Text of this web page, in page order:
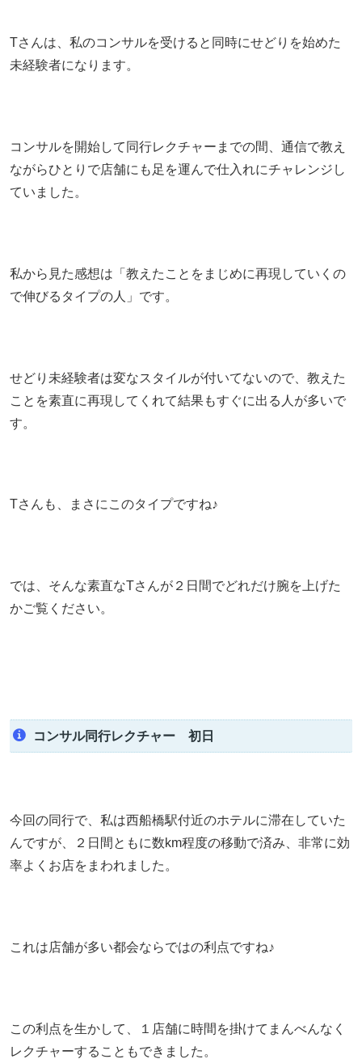
Tさんは、私のコンサルを受けると同時にせどりを始めた
未経験者になります。
コンサルを開始して同行レクチャーまでの間、通信で教え
ながらひとりで店舗にも足を運んで仕入れにチャレンジし
ていました。
私から見た感想は「教えたことをまじめに再現していくの
で伸びるタイプの人」です。
せどり未経験者は変なスタイルが付いてないので、教えた
ことを素直に再現してくれて結果もすぐに出る人が多いで
す。
Tさんも、まさにこのタイプですね♪
では、そんな素直なTさんが２日間でどれだけ腕を上げた
かご覧ください。
コンサル同行レクチャー 初日
今回の同行で、私は西船橋駅付近のホテルに滞在していた
んですが、２日間ともに数km程度の移動で済み、非常に効
率よくお店をまわれました。
これは店舗が多い都会ならではの利点ですね♪
この利点を生かして、１店舗に時間を掛けてまんべんなく
レクチャーすることもできました。